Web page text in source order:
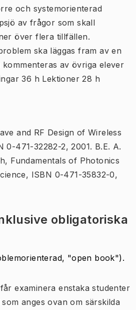
och systemorienterad
av frågor som skall
över flera tillfällen.
ska läggas fram av en
av övriga elever
36 h Lektioner 28 h
and RF Design of Wireless
0-471-32282-2, 2001. B.E. A.
Fundamentals of Photonics
ISBN 0-471-35832-0,
obligatoriska
"open book").
examinera enstaka studenter
anges ovan om särskilda